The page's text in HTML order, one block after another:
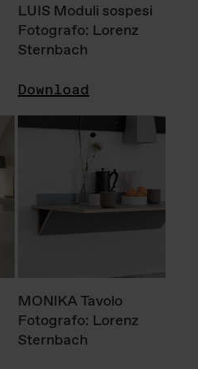
LUIS Moduli sospesi
Fotografo: Lorenz
Sternbach
Download
MONIKA Tavolo
Fotografo: Lorenz
Sternbach